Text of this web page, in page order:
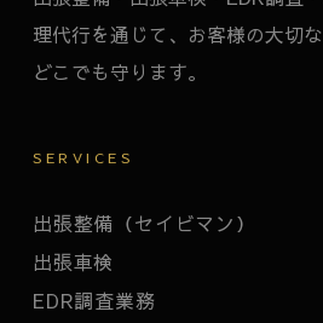
理代行を通じて、お客様の大切
どこでも守ります。
SERVICES
出張整備（セイビマン）
出張車検
EDR調査業務